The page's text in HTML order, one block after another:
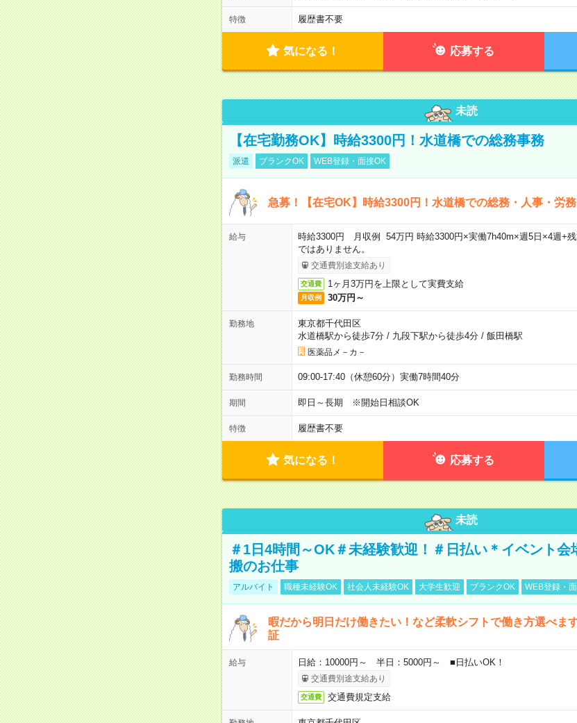
特徴 履歴書不要
気になる！ 応募する
未読
【在宅勤務OK】時給3300円！水道橋での総務事務
派遣 ブランクOK WEB登録・面接OK
急募！【在宅OK】時給3300円！水道橋での総務・人事・労務
給与
時給3300円 月収例 54万円 時給3300円×実働7h40m×週5日×4週+
ではありません。
交通費別途支給あり
交通費 1ヶ月3万円を上限として実費支給
月収例 30万円～
勤務地
東京都千代田区
水道橋駅から徒歩7分/ 九段下駅から徒歩4分/ 飯田橋駅
医薬品メ－カ－
勤務時間 09:00-17:40（休憩60分）実働7時間40分
期間 即日～長期 ※開始日相談OK
特徴 履歴書不要
気になる！ 応募する
未読
＃1日4時間～OK＃未経験歓迎！＃日払い＊イベント会
搬のお仕事
アルバイト 職種未経験OK 社会人未経験OK 大学生歓迎 ブランクOK WEB登録・
暇だから明日だけ働きたい！など柔軟シフトで働き方選べま
証
給与 日給：10000円～ 半日：5000円～ ■日払いOK！
交通費別途支給あり
交通費 交通費規定支給